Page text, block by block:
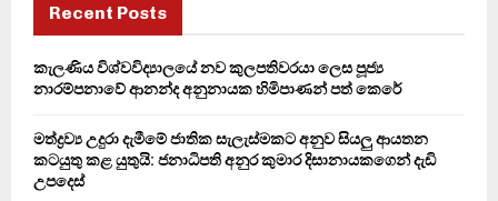
f
r
H
Recent Posts
කැලණිය විශ්වවිද්‍යාලයේ නව කුලපතිවරයා ලෙස පූජ්‍ය
නාරම්පනාවේ ආනන්ද අනුනායක හිමිපාණන් පත් කෙරේ
මත්ද්‍රව්‍ය උදුරා දැමීමේ ජාතික සැලැස්මකට අනුව සියලු ආයතන
කටයුතු කළ යුතුයි: ජනාධිපති අනුර කුමාර දිසානායකගෙන් දැඩි
උපදෙස්